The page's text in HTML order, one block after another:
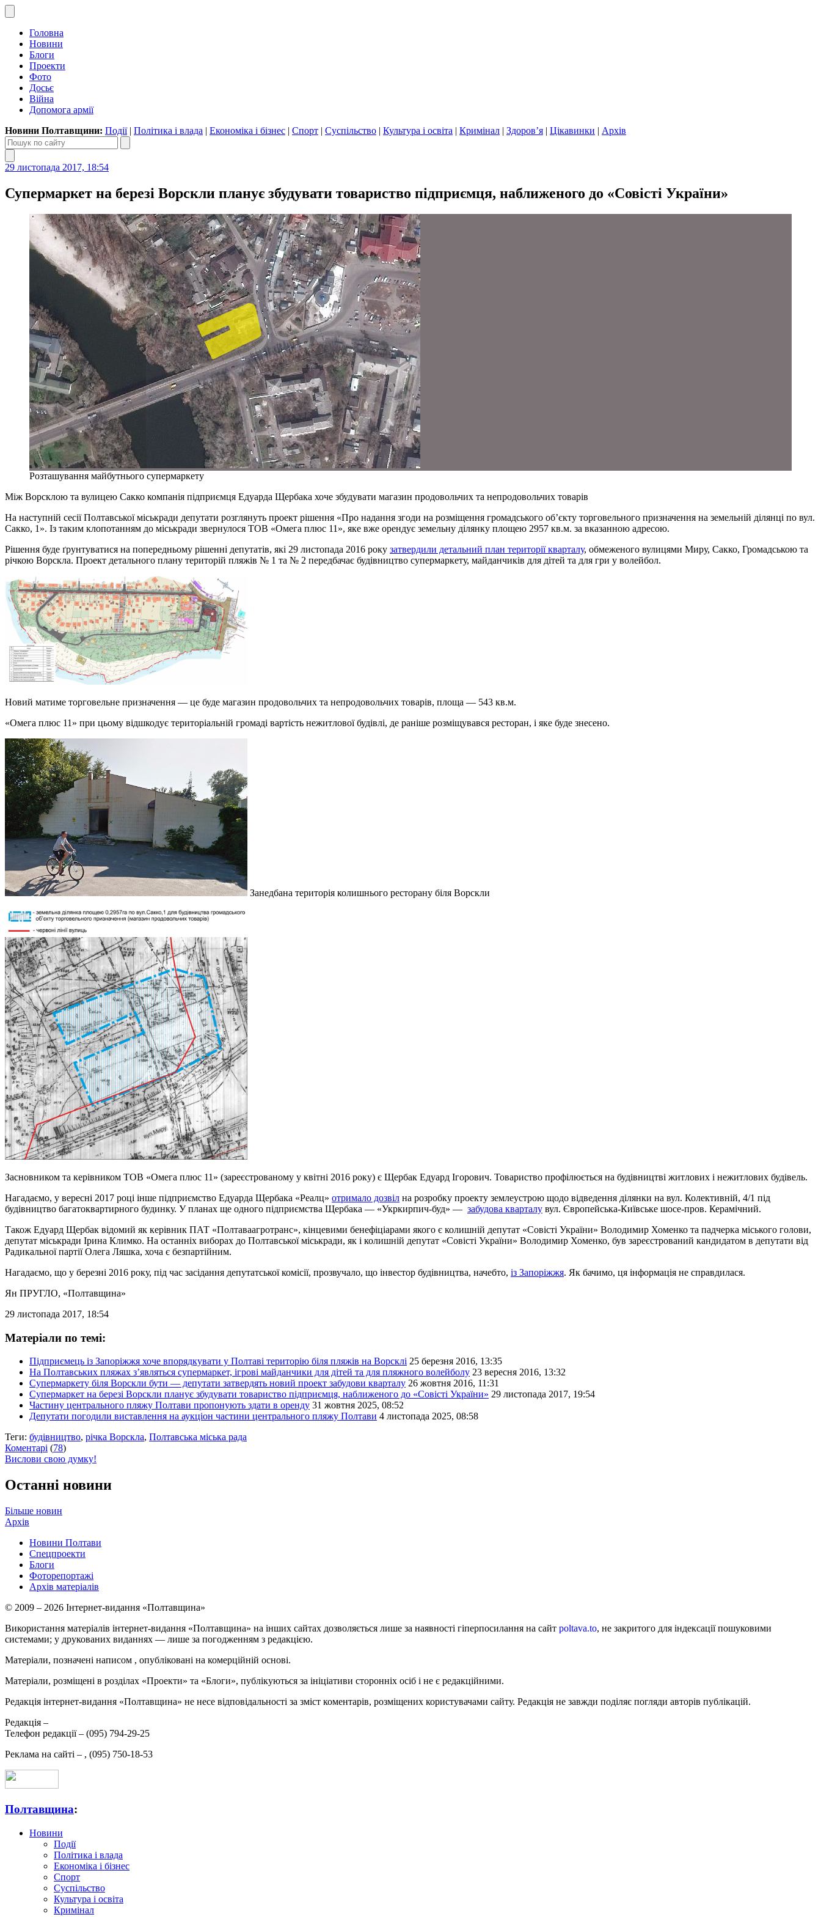
Головна
Новини
Блоги
Проекти
Фото
Досьє
Війна
Допомога армії
Новини Полтавщини: Події| Політика і влада | Економіка і бізнес | Спорт | Суспільство | Культура і освіта | Кримінал | Здоров’я | Цікавинки | Архів
29 листопада 2017, 18:54
Супермаркет на березі Ворскли планує збудувати товариство підприємця, наближеного до «Совісті України»
Розташування майбутнього супермаркету
Між Ворсклою та вулицею Сакко компанія підприємця Едуарда Щербака хоче збудувати магазин продовольчих та непродовольчих товарів
На наступній сесії Полтавської міськради депутати розглянуть проект рішення «Про надання згоди на розміщення громадського об’єкту торговельного призначення на земельній ділянці по вул.
Сакко, 1». Із таким клопотанням до міськради звернулося ТОВ «Омега плюс 11», яке вже орендує земельну ділянку площею 2957 кв.м. за вказанною адресою.
Рішення буде ґрунтуватися на попередньому рішенні депутатів, які 29 листопада 2016 року затвердили детальний план території кварталу, обмеженого вулицями Миру, Сакко, Громадською та
річкою Ворскла. Проект детального плану територій пляжів № 1 та № 2 передбачає будівництво супермаркету, майданчиків для дітей та для гри у волейбол.
Новий матиме торговельне призначення — це буде магазин продовольчих та непродовольчих товарів, площа — 543 кв.м.
«Омега плюс 11» при цьому відшкодує територіальній громаді вартість нежитлової будівлі, де раніше розміщувався ресторан, і яке буде знесено.
Занедбана територія колишнього ресторану біля Ворскли
Засновником та керівником ТОВ «Омега плюс 11» (зареєстрованому у квітні 2016 року) є Щербак Едуард Ігорович. Товариство профілюється на будівництві житлових і нежитлових будівель.
Нагадаємо, у вересні 2017 році інше підприємство Едуарда Щербака «Реалц» отримало дозвіл на розробку проекту землеустрою щодо відведення ділянки на вул. Колективній, 4/1 під
будівництво багатоквартирного будинку. У планах ще одного підприємства Щербака — «Укркирпич-буд» — забудова кварталу вул. Європейська-Київське шосе-пров. Керамічний.
Також Едуард Щербак відомий як керівник ПАТ «Полтаваагротранс», кінцевими бенефіціарами якого є колишній депутат «Совісті України» Володимир Хоменко та падчерка міського голови,
депутат міськради Ірина Климко. На останніх виборах до Полтавської міськради, як і колишній депутат «Совісті України» Володимир Хоменко, був зареєстрований кандидатом в депутати від
Радикальної партії Олега Ляшка, хоча є безпартійним.
Нагадаємо, що у березні 2016 року, під час засідання депутатської комісії, прозвучало, що інвестор будівництва, начебто, із Запоріжжя. Як бачимо, ця інформація не справдилася.
Ян ПРУГЛО, «Полтавщина»
29 листопада 2017, 18:54
Матеріали по темі:
Підприємець із Запоріжжя хоче впорядкувати у Полтаві територію біля пляжів на Ворсклі 25 березня 2016, 13:35
На Полтавських пляжах з’являться супермаркет, ігрові майданчики для дітей та для пляжного волейболу 23 вересня 2016, 13:32
Супермаркету біля Ворскли бути — депутати затвердять новий проект забудови кварталу 26 жовтня 2016, 11:31
Супермаркет на березі Ворскли планує збудувати товариство підприємця, наближеного до «Совісті України» 29 листопада 2017, 19:54
Частину центрального пляжу Полтави пропонують здати в оренду 31 жовтня 2025, 08:52
Депутати погодили виставлення на аукціон частини центрального пляжу Полтави 4 листопада 2025, 08:58
Теги: будівництво, річка Ворскла, Полтавська міська рада
Коментарі (78)
Вислови свою думку!
Останні новини
Більше новин
Архів
Новини Полтави
Спецпроекти
Блоги
Фоторепортажі
Архів матеріалів
© 2009 – 2026 Інтернет-видання «Полтавщина»
Використання матеріалів інтернет-видання «Полтавщина» на інших сайтах дозволяється лише за наявності гіперпосилання на сайт poltava.to, не закритого для індексації пошуковими
системами; у друкованих виданнях — лише за погодженням з редакцією.
Матеріали, позначені написом , опубліковані на комерційній основі.
Матеріали, розміщені в розділах «Проекти» та «Блоги», публікуються за ініціативи сторонніх осіб і не є редакційними.
Редакція інтернет-видання «Полтавщина» не несе відповідальності за зміст коментарів, розміщених користувачами сайту. Редакція не завжди поділяє погляди авторів публікацій.
Редакція –
Телефон редакції – (095) 794-29-25
Реклама на сайті – , (095) 750-18-53
Полтавщина:
Новини
Події
Політика і влада
Економіка і бізнес
Спорт
Суспільство
Культура і освіта
Кримінал